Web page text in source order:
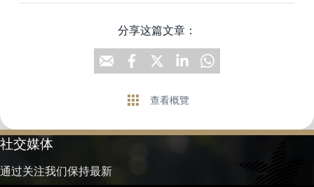
分享这篇文章：
查看概覽
社交媒体
通过关注我们保持最新